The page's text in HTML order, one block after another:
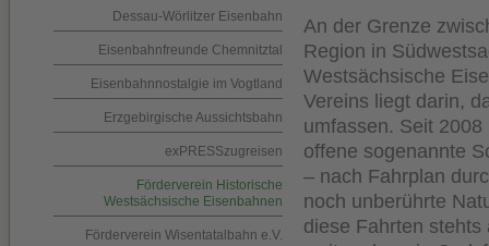
Dessau-Wörlitzer Eisenbahn
Eisenbahnfreunde Chemnitztal
Eisenbahnnostalgie im Vogtland
Erzgebirgische Aussichtsbahn
exPRESSzugreisen
Förderverein Historische
Westsächsische Eisenbahnen
Förderverein Wisentatalbahn e.V.
An der Grenze
Region in
Westsächsische
Vereins liegt darin,
umfassen. Seit
offene sogenannte
– nach Fahrplan
noch unberührte
diese Fahrten